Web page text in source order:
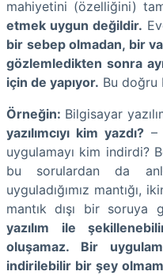
mahiyetini (özelliğini)
etmek uygun değildir.
bir sebep olmadan, bir
gözlemledikten sonra
için de yapıyor. Bu doğru
Örneğin: Bilgisayar
yazılımcıyı kim yazdı? –
uygulamayı kim indirdi?
bu sorulardan da
uyguladığımız mantığı,
mantık dışı bir soruya
yazılım ile
oluşamaz. Bir
indirilebilir bir şey